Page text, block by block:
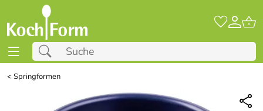
<Springformen